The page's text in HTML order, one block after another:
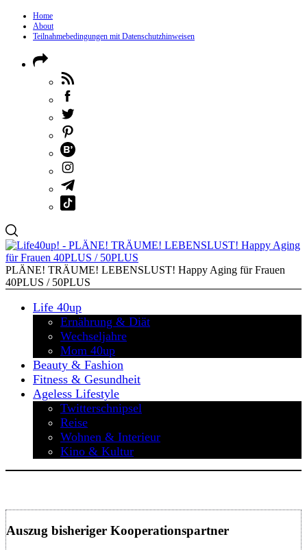
Home
About
Teilnahmebedingungen mit Datenschutzhinweisen
PLÄNE! TRÄUME! LEBENSLUST! Happy Aging für Frauen
40PLUS / 50PLUS
Life 40up
Ernährung & Diät
Wechseljahre
Mom 40up
Beauty & Fashion
Fitness & Gesundheit
Ageless Lifestyle
Twitterschnipsel
Reise
Wohnen & Interieur
Kino & Kultur
Auszug bisheriger Kooperationspartner